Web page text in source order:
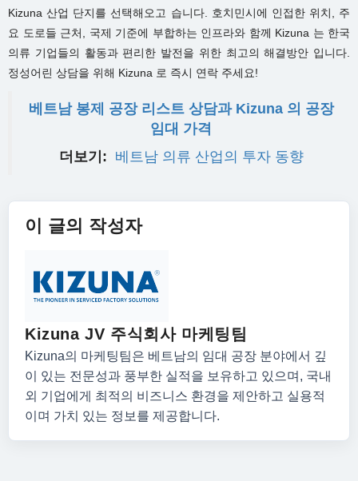
Kizuna 산업 단지를 선택해오고 습니다. 호치민시에 인접한 위치, 주
요 도로들 근처, 국제 기준에 부합하는 인프라와 함께 Kizuna 는 한국
의류 기업들의 활동과 편리한 발전을 위한 최고의 해결방안 입니다.
정성어린 상담을 위해 Kizuna 로 즉시 연락 주세요!
베트남 봉제 공장 리스트 상담과 Kizuna 의 공장
임대 가격
더보기: 베트남 의류 산업의 투자 동향
이 글의 작성자
Kizuna JV 주식회사 마케팅팀
Kizuna의 마케팅팀은 베트남의 임대 공장 분야에서 깊
이 있는 전문성과 풍부한 실적을 보유하고 있으며, 국내
외 기업에게 최적의 비즈니스 환경을 제안하고 실용적
이며 가치 있는 정보를 제공합니다.